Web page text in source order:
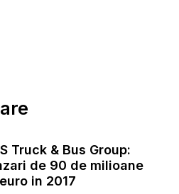
Truck & Bus Group:
de 90 de milioane
in 2017